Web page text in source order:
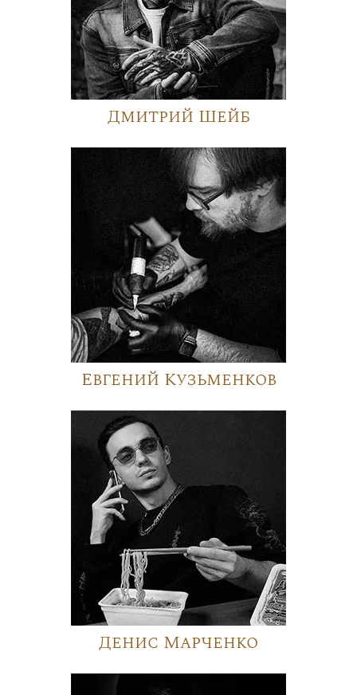
Дмитрий Шейб
Евгений Кузьменков
Денис Марченко